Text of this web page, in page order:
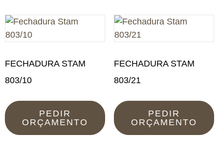
FECHADURA STAM
803/10
PEDIR
ORÇAMENTO
FECHADURA STAM
803/21
PEDIR
ORÇAMENTO